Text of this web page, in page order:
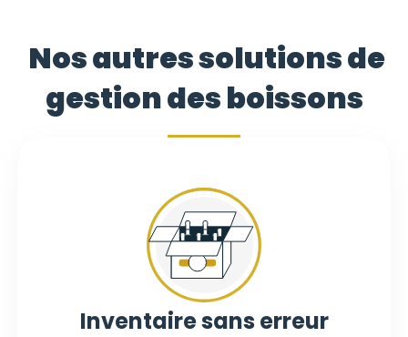
Nos autres solutions de
gestion des boissons
Inventaire sans erreur